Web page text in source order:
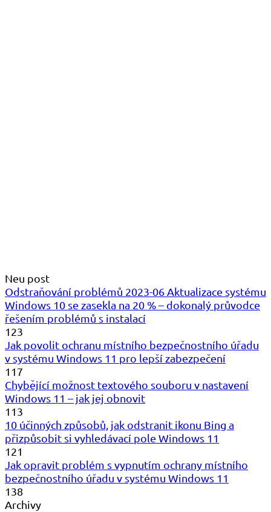
Neu post
Odstraňování problémů 2023-06 Aktualizace systému
Windows 10 se zasekla na 20 % – dokonalý průvodce
řešením problémů s instalací
123
Jak povolit ochranu místního bezpečnostního úřadu
v systému Windows 11 pro lepší zabezpečení
117
Chybějící možnost textového souboru v nastavení
Windows 11 – jak jej obnovit
113
10 účinných způsobů, jak odstranit ikonu Bing a
přizpůsobit si vyhledávací pole Windows 11
121
Jak opravit problém s vypnutím ochrany místního
bezpečnostního úřadu v systému Windows 11
138
Archivy